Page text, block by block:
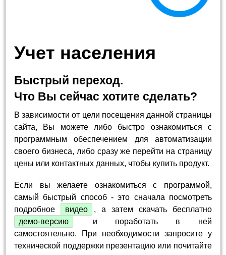
Учет населения
Быстрый переход.
Что Вы сейчас хотите сделать?
В зависимости от цели посещения данной страницы
сайта, Вы можете либо быстро ознакомиться с
программным обеспечением для автоматизации
своего бизнеса, либо сразу же перейти на страницу
цены или контактных данных, чтобы купить продукт.
Если вы желаете ознакомиться с программой,
самый быстрый способ - это сначала посмотреть
подробное
видео
, а затем скачать бесплатно
демо-версию
и поработать в ней
самостоятельно. При необходимости запросите у
технической поддержки презентацию или почитайте